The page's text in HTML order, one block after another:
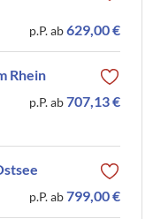
p.P. ab629,00 €
Rhein
p.P. ab707,13 €
p.P. ab799,00 €